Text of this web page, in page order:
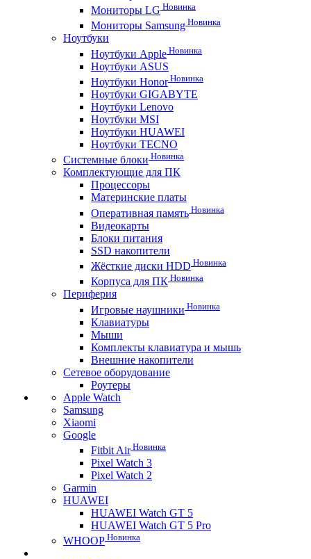
Мониторы LG Новинка
Мониторы Samsung Новинка
Ноутбуки
Ноутбуки Apple Новинка
Ноутбуки ASUS
Ноутбуки HonorНовинка
Ноутбуки GIGABYTE
Ноутбуки Lenovo
Ноутбуки MSI
Ноутбуки HUAWEI
Ноутбуки TECNO
Системные блоки Новинка
Комплектующие для ПК
Процессоры
Материнские платы
Оперативная память Новинка
Видеокарты
Блоки питания
SSD накопители
Жёсткие диски HDD Новинка
Корпуса для ПК Новинка
Периферия
Игровые наушники Новинка
Клавиатуры
Мыши
Комплекты клавиатура и мышь
Внешние накопители
Сетевое оборудование
Роутеры
Apple Watch
Samsung
Xiaomi
Google
Fitbit AirНовинка
Pixel Watch 3
Pixel Watch 2
Garmin
HUAWEI
HUAWEI Watch GT 5
HUAWEI Watch GT 5 Pro
WHOOP Новинка